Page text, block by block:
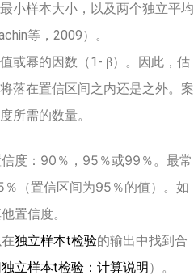
小样本大小，以及两个独立平均
等，2009）。
或幂的因数（1- β）。因此，估
落在置信区间之内还是之外。案
所需的数量。
度：90％，95％或99％。最常
（置信区间为95％的值）。如
置信度。
独立样本t检验的输出中找到合
独立样本t检验：计算说明）。